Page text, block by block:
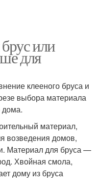
или
для
клееного бруса и
выбора материала
дома.
материал,
возведения домов,
Материал для бруса —
Хвойная смола,
дому из бруса